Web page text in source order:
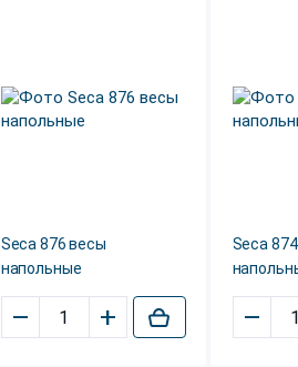
Seca 876 весы
напольные
– +
Seca
–